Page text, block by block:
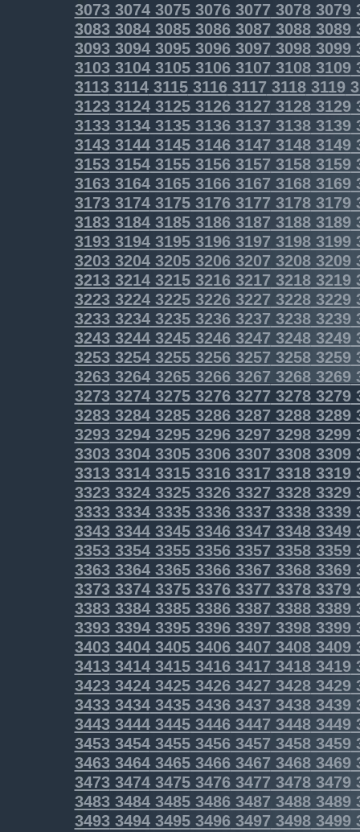
3073307430753076307730783079
3083308430853086308730883089
3093309430953096309730983099
3103310431053106310731083109
3113311431153116311731183119
3123312431253126312731283129
3133313431353136313731383139
3143314431453146314731483149
31533154315531563157 31583159
31633164316531663167 31683169
3173317431753176317731783179
31833184318531863187 31883189
31933194319531963197 31983199
32033204320532063207 32083209
32133214321532163217 32183219
32233224322532263227 32283229
32333234323532363237 32383239
32433244324532463247 32483249
32533254325532563257 32583259
32633264326532663267 32683269
3273327432753276327732783279
3283328432853286328732883289
3293329432953296329732983299
3303330433053306330733083309
3313331433153316331733183319
3323332433253326332733283329
3333333433353336333733383339
3343334433453346334733483349
3353335433553356335733583359
3363336433653366336733683369
3373337433753376337733783379
3383338433853386338733883389
3393339433953396339733983399
3403340434053406340734083409
3413341434153416341734183419
3423342434253426342734283429
3433343434353436343734383439
34433444344534463447 34483449
34533454345534563457 34583459
3463346434653466346734683469
34733474347534763477 34783479
34833484348534863487 34883489
34933494349534963497 34983499